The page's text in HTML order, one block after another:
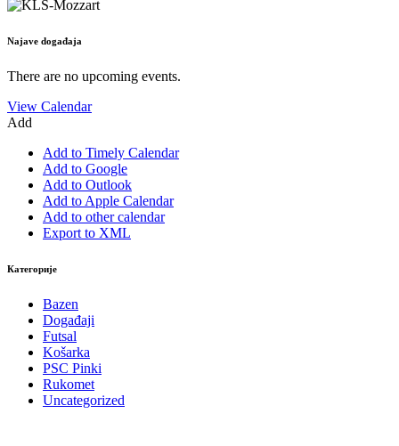
Najave događaja
There are no upcoming events.
View Calendar
Add
Add to Timely Calendar
Add to Google
Add to Outlook
Add to Apple Calendar
Add to other calendar
Export to XML
Категорије
Bazen
Događaji
Futsal
Košarka
PSC Pinki
Rukomet
Uncategorized